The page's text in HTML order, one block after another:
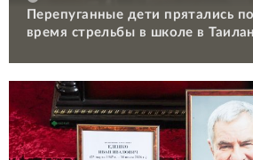
Перепуганные дети прятались
время стрельбы в школе в